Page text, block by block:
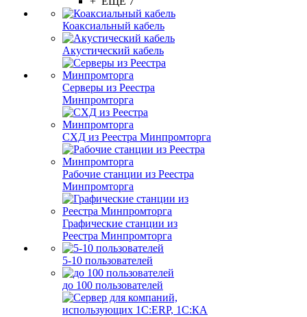
Коаксиальный кабель
Акустический кабель
Серверы из Реестра
Минпромторга
СХД из Реестра Минпромторга
Рабочие станции из Реестра
Минпромторга
Графические станции из
Реестра Минпромторга
5-10 пользователей
до 100 пользователей